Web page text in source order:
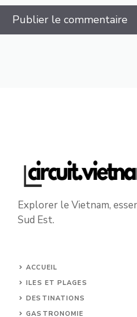
Explorer le Vietnam,
Sud Est.
ACCUEIL
ILES ET PLAGES
DESTINATIONS
GASTRONOMIE